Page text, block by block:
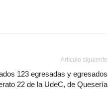
Artículo siguiente
123 egresadas y egresados
22 de la UdeC, de Quesería